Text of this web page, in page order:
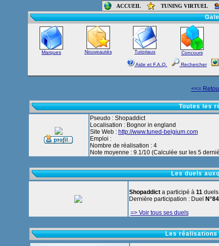
ACCUEIL TUNING VIRTUEL
Accueil-
Marques Nouveautés Tutoriaux Concours
Aide et F.A.Q. Rechercher
<<=
Toutes les
Pseudo : Shopaddict
Localisation : Bognor in england
Site Web : http://www.tuned-belgium.com
Emploi :
Nombre de réalisation : 4
Note moyenne : 9.1/10 (Calculée sur les 5
Les duels
Shopaddicta participé à 11
Dernière participation : Duel
=> Voir tous ses duels
Les réalisations